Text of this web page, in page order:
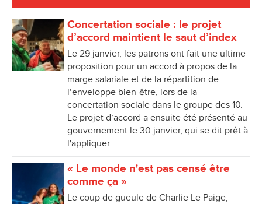
Concertation sociale : le projet
d’accord maintient le saut d’index
Le 29 janvier, les patrons ont fait une ultime
proposition pour un accord à propos de la
marge salariale et de la répartition de
l’enveloppe bien-être, lors de la
concertation sociale dans le groupe des 10.
Le projet d’accord a ensuite été présenté au
gouvernement le 30 janvier, qui se dit prêt à
l'appliquer.
« Le monde n'est pas censé être
comme ça »
Le coup de gueule de Charlie Le Paige,